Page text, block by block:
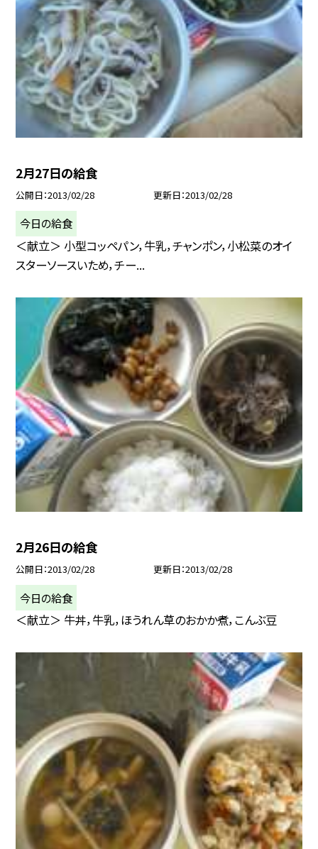
2月27日の給食
公開日 2013/02/28 更新日 2013/02/28
今日の給食
＜献立＞ 小型コッペパン，牛乳，チャンポン，小松菜のオイ
スターソースいため，チー...
2月26日の給食
公開日 2013/02/28 更新日 2013/02/28
今日の給食
＜献立＞ 牛丼，牛乳，ほうれん草のおかか煮，こんぶ豆